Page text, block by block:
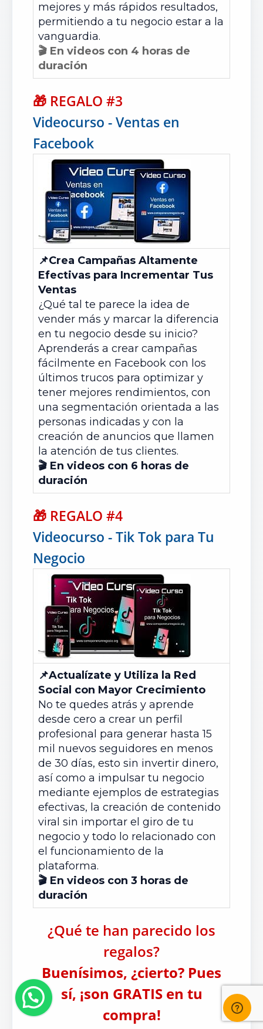
mejores y más rápidos resultados,
permitiendo a tu negocio estar a la
vanguardia.
🎬 En videos con 4 horas de
duración
🎁 REGALO #3
Videocurso - Ventas en
Facebook
📌Crea Campañas Altamente
Efectivas para Incrementar Tus
Ventas
¿Qué tal te parece la idea de
vender más y marcar la diferencia
en tu negocio desde su inicio?
Aprenderás a crear campañas
fácilmente en Facebook con los
últimos trucos para optimizar y
tener mejores rendimientos, con
una segmentación orientada a las
personas indicadas y con la
creación de anuncios que llamen
la atención de tus clientes.
🎬 En videos con 6 horas de
duración
🎁 REGALO #4
Videocurso - Tik Tok para Tu
Negocio
📌Actualízate y Utiliza la Red
Social con Mayor Crecimiento
No te quedes atrás y aprende
desde cero a crear un perfil
profesional para generar hasta 15
mil nuevos seguidores en menos
de 30 días, esto sin invertir dinero,
así como a impulsar tu negocio
mediante ejemplos de estrategias
efectivas, la creación de contenido
viral sin importar el giro de tu
negocio y todo lo relacionado con
el funcionamiento de la
plataforma.
🎬 En videos con 3 horas de
duración
¿Qué te han parecido los
regalos?
Buenísimos, ¿cierto? Pues
sí, ¡son GRATIS en tu
compra!